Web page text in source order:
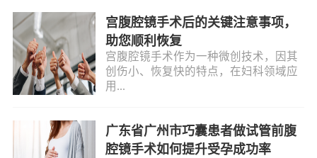
宫腹腔镜手术后的关键注意事项，
助您顺利恢复
宫腹腔镜手术作为一种微创技术，因其
创伤小、恢复快的特点，在妇科领域应
用...
广东省广州市巧囊患者做试管前腹
腔镜手术如何提升受孕成功率